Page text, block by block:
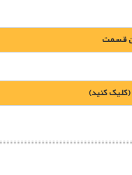
قسمت
(کليک کنيد)